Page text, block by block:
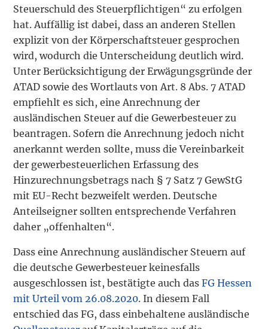
Steuerschuld des Steuerpflichtigen“ zu erfolgen
hat. Auffällig ist dabei, dass an anderen Stellen
explizit von der Körperschaftsteuer gesprochen
wird, wodurch die Unterscheidung deutlich wird.
Unter Berücksichtigung der Erwägungsgründe der
ATAD sowie des Wortlauts von Art. 8 Abs. 7 ATAD
empfiehlt es sich, eine Anrechnung der
ausländischen Steuer auf die Gewerbesteuer zu
beantragen. Sofern die Anrechnung jedoch nicht
anerkannt werden sollte, muss die Vereinbarkeit
der gewerbesteuerlichen Erfassung des
Hinzurechnungsbetrags nach § 7 Satz 7 GewStG
mit EU-Recht bezweifelt werden. Deutsche
Anteilseigner sollten entsprechende Verfahren
daher „offenhalten“.
Dass eine Anrechnung ausländischer Steuern auf
die deutsche Gewerbesteuer keinesfalls
ausgeschlossen ist, bestätigte auch dasFG Hessen
mit Urteil vom 26.08.2020. In diesem Fall
entschied das FG, dass einbehaltene ausländische